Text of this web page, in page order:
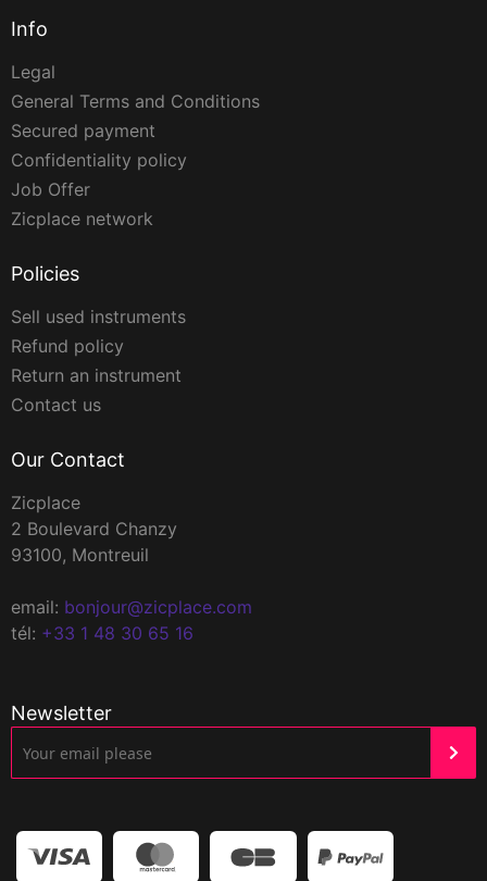
Info
Legal
General Terms and Conditions
Secured payment
Confidentiality policy
Job Offer
Zicplace network
Policies
Sell used instruments
Refund policy
Return an instrument
Contact us
Our Contact
Zicplace
2 Boulevard Chanzy
93100, Montreuil
email: bonjour@zicplace.com
tél: +33 1 48 30 65 16
Newsletter